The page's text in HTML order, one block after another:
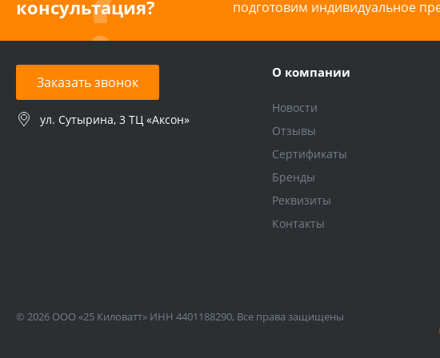
консультация?
подготовим индивидуальное
Заказать звонок
ул. Сутырина, 3 ТЦ «Аксон»
О компании
Новости
Отзывы
Сертификаты
Бренды
Реквизиты
Контакты
© 2026 ООО «25 Киловатт» ИНН 4401188290, Все права защищены